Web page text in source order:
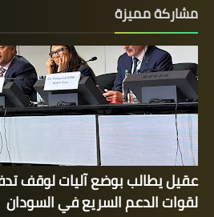
مشاركة مميزة
عقيل يطالب بوضع آليات لوقف
لقوات الدعم السريع في السودان